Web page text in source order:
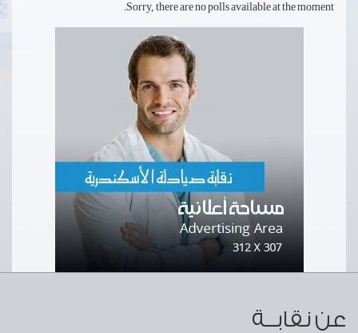
Sorry, there are no polls available at the moment.
عن نقابــة